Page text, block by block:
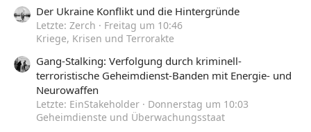
Der Ukraine Konflikt und die Hintergründe
Letzte: Zerch
Freitag um 10:46
Kriege, Krisen und Terrorakte
Gang-Stalking: Verfolgung durch kriminell-
terroristische Geheimdienst-Banden mit Energie- und
Neurowaffen
Letzte: EinStakeholder
Donnerstag um 10:03
Geheimdienste und Überwachungsstaat